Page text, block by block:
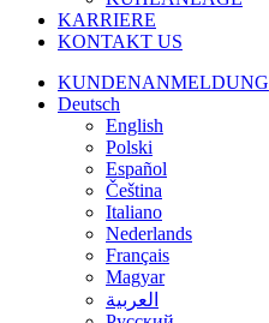
KARRIERE
KONTAKT US
KUNDENANMELDUNG
Deutsch
English
Polski
Español
Čeština
Italiano
Nederlands
Français
Magyar
العربية‏